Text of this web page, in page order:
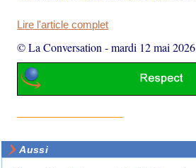
Lire l'article complet
© La Conversation -mardi 12 mai 2026
Aussi